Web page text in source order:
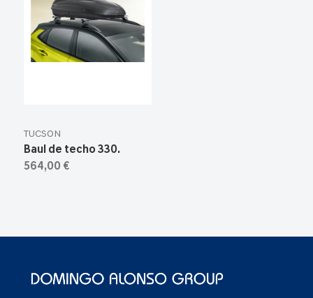
TUCSON
Baul de techo 330.
564,00 €